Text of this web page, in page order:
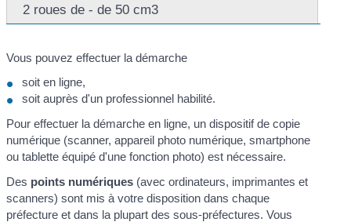
2 roues de - de 50 cm3
Vous pouvez effectuer la démarche
soit en ligne,
soit auprès d'un professionnel habilité.
Pour effectuer la démarche en ligne, un dispositif de copie
numérique (scanner, appareil photo numérique, smartphone
ou tablette équipé d'une fonction photo) est nécessaire.
Des points numériques (avec ordinateurs, imprimantes et
scanners) sont mis à votre disposition dans chaque
préfecture et dans la plupart des sous-préfectures. Vous